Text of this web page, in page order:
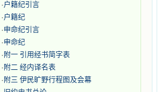
·户籍纪引言
·户籍纪
·申命纪引言
·申命纪
· 附一 引用经书简字表
· 附二 经内译名表
· 附三 伊民旷野行程图及会幕